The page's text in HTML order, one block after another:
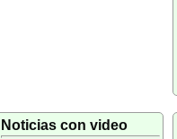
Noticias con video